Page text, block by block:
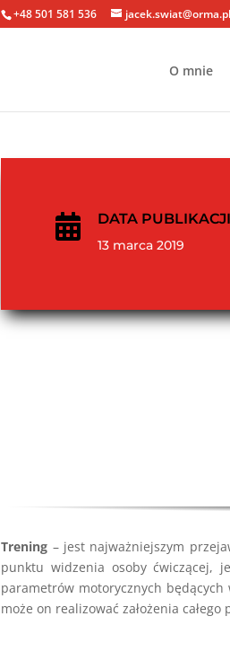
+48 501 581 536 jacek.swiat@orma.pl
O mnie
 DATA PUBLIKACJI
13 marca 2019
Trening – jest najważniejszym
punktu widzenia osoby ćwiczącej,
parametrów motorycznych
może on realizować założenia